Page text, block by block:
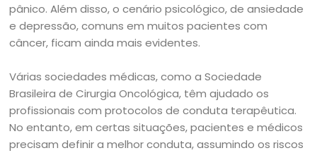
pânico. Além disso, o cenário psicológico, de ansiedade
e depressão, comuns em muitos pacientes com
câncer, ficam ainda mais evidentes.
Várias sociedades médicas, como a Sociedade
Brasileira de Cirurgia Oncológica, têm ajudado os
profissionais com protocolos de conduta terapêutica.
No entanto, em certas situações, pacientes e médicos
precisam definir a melhor conduta, assumindo os riscos